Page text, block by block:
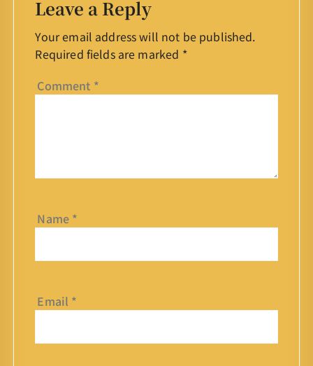
Leave a Reply
Your email address will not be published.
Required fields are marked *
Comment *
Name *
Email *